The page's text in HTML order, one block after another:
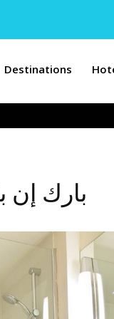
Destinations
بارك إن